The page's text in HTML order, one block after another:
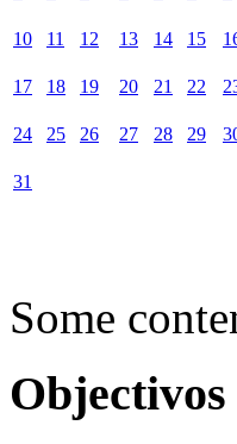
10 11 12 13 14 15
17 18 19 20 21 22
24 25 26 27 28 29
31
Some
Objectivos